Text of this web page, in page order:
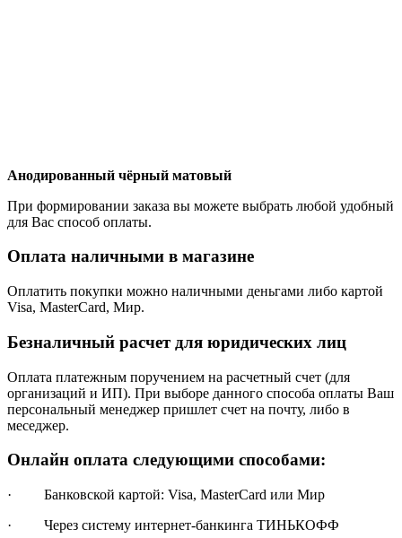
Анодированный чёрный матовый
При формировании заказа вы можете выбрать любой удобный
для Вас способ оплаты.
Оплата наличными в магазине
Оплатить покупки можно наличными деньгами либо картой
Visa, MasterCard, Мир.
Безналичный расчет для юридических лиц
Оплата платежным поручением на расчетный счет (для
организаций и ИП). При выборе данного способа оплаты Ваш
персональный менеджер пришлет счет на почту, либо в
меседжер.
Онлайн оплата следующими способами:
· Банковской картой: Visa, MasterCard или Мир
· Через систему интернет-банкинга ТИНЬКОФФ